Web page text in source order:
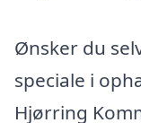
Ønsker du
speciale i
Hjørring